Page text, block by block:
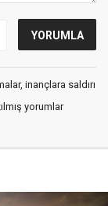
inançlara saldırı
yorumlar